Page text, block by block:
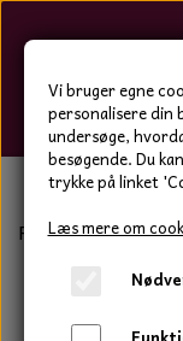
Forside Bolig og
Vi bruger egne
personalisere din
undersøge,
besøgende. Du
trykke på linket
Læs mere om